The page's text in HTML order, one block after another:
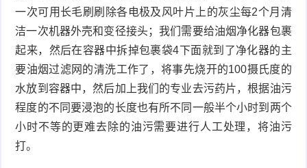
一次可用长毛刷刷除各电极及风叶片上的灰尘每2个月清
洁一次机器外壳和变径接头；我们需要给油烟净化器包裹
起来，然后在容器中拆掉包裹袋4下面就到了净化器的主
要油烟过滤网的清洗工作了，将事先烧开的100摄氏度的
水放到容器中，然后加上我们的专业去污药片，根据油污
程度的不同要浸泡的长度也有所不同一般半个小时到两个
小时不等的更难去除的油污需要进行人工处理，将油污
打。